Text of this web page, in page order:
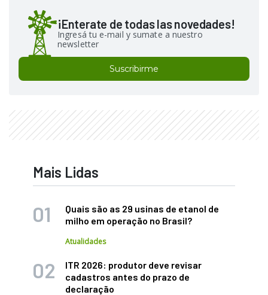
¡Enterate de todas las novedades!
Ingresá tu e-mail y sumate a nuestro
newsletter
Suscribirme
Mais Lidas
Quais são as 29 usinas de etanol de
milho em operação no Brasil?
Atualidades
ITR 2026: produtor deve revisar
cadastros antes do prazo de
declaração